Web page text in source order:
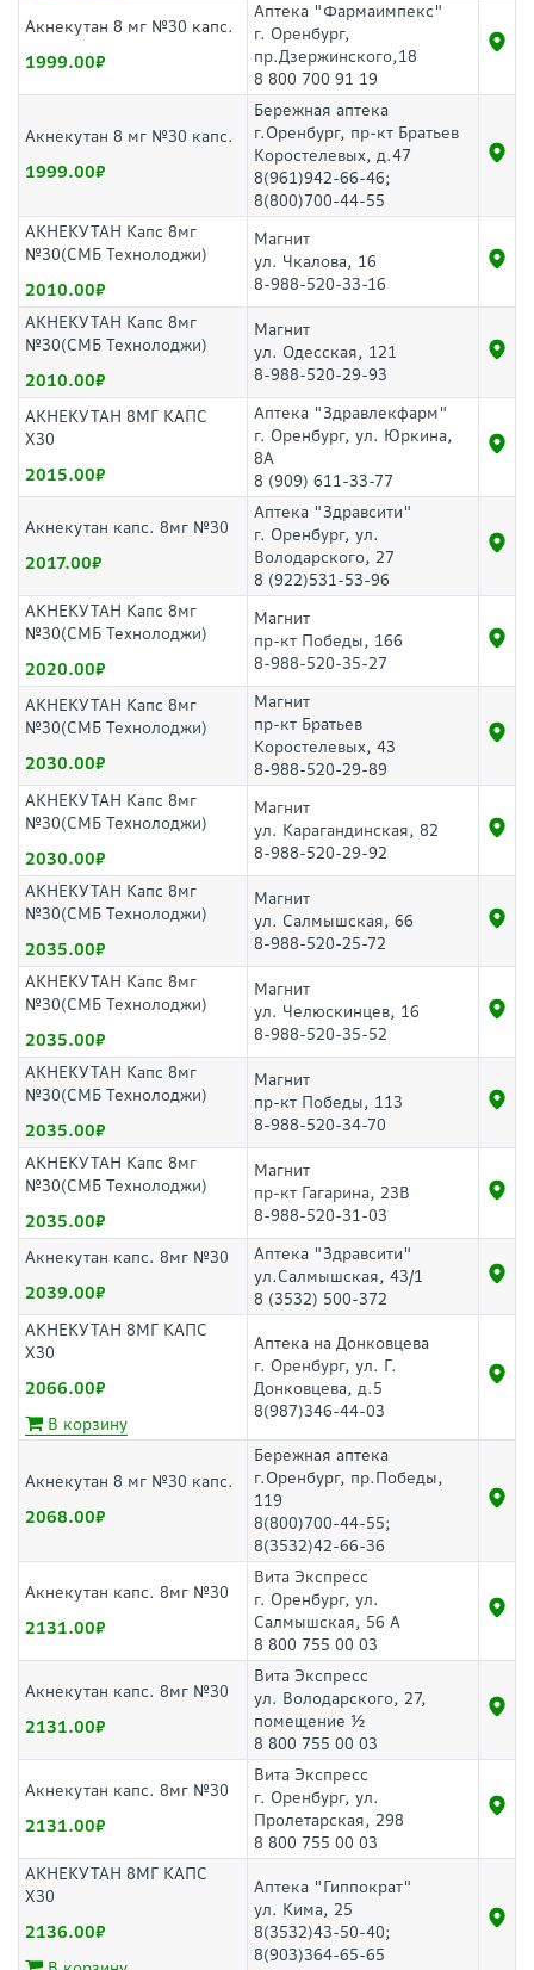
Акнекутан 8 мг №30 капс.
1999.00
Аптека "Фармаимпекс"
г. Оренбург,
пр.Дзержинского,18
8 800 700 91 19
Акнекутан 8 мг №30 капс.
1999.00
Бережная аптека
г.Оренбург, пр-кт Братьев
Коростелевых, д.47
8(961)942-66-46;
8(800)700-44-55
АКНЕКУТАН Капс 8мг
№30(СМБ Технолоджи)
2010.00
Магнит
ул. Чкалова, 16
8-988-520-33-16
АКНЕКУТАН Капс 8мг
№30(СМБ Технолоджи)
2010.00
Магнит
ул. Одесская, 121
8-988-520-29-93
АКНЕКУТАН 8МГ КАПС
Х30
2015.00
Аптека "Здравлекфарм"
г. Оренбург, ул. Юркина,
8А
8 (909) 611-33-77
Акнекутан капс. 8мг №30
2017.00
Аптека "Здравсити"
г. Оренбург, ул.
Володарского, 27
8 (922)531-53-96
АКНЕКУТАН Капс 8мг
№30(СМБ Технолоджи)
2020.00
Магнит
пр-кт Победы, 166
8-988-520-35-27
АКНЕКУТАН Капс 8мг
№30(СМБ Технолоджи)
2030.00
Магнит
пр-кт Братьев
Коростелевых, 43
8-988-520-29-89
АКНЕКУТАН Капс 8мг
№30(СМБ Технолоджи)
2030.00
Магнит
ул. Карагандинская, 82
8-988-520-29-92
АКНЕКУТАН Капс 8мг
№30(СМБ Технолоджи)
2035.00
Магнит
ул. Салмышская, 66
8-988-520-25-72
АКНЕКУТАН Капс 8мг
№30(СМБ Технолоджи)
2035.00
Магнит
ул. Челюскинцев, 16
8-988-520-35-52
АКНЕКУТАН Капс 8мг
№30(СМБ Технолоджи)
2035.00
Магнит
пр-кт Победы, 113
8-988-520-34-70
АКНЕКУТАН Капс 8мг
№30(СМБ Технолоджи)
2035.00
Магнит
пр-кт Гагарина, 23В
8-988-520-31-03
Акнекутан капс. 8мг №30
2039.00
Аптека "Здравсити"
ул.Салмышская, 43/1
8 (3532) 500-372
АКНЕКУТАН 8МГ КАПС
Х30
2066.00
В корзину
Аптека на Донковцева
г. Оренбург, ул. Г.
Донковцева, д.5
8(987)346-44-03
Акнекутан 8 мг №30 капс.
2068.00
Бережная аптека
г.Оренбург, пр.Победы,
119
8(800)700-44-55;
8(3532)42-66-36
Акнекутан капс. 8мг №30
2131.00
Вита Экспресс
г. Оренбург, ул.
Салмышская, 56 А
8 800 755 00 03
Акнекутан капс. 8мг №30
2131.00
Вита Экспресс
ул. Володарского, 27,
помещение ½
8 800 755 00 03
Акнекутан капс. 8мг №30
2131.00
Вита Экспресс
г. Оренбург, ул.
Пролетарская, 298
8 800 755 00 03
АКНЕКУТАН 8МГ КАПС
Х30
2136.00
Аптека "Гиппократ"
ул. Кима, 25
8(3532)43-50-40;
8(903)364-65-65